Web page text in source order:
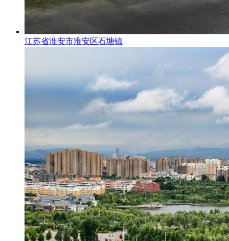
江苏省淮安市淮安区石塘镇